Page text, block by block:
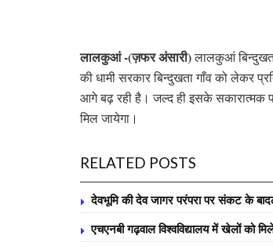
लालकुआं -(ज़फर अंसारी)लालकुआं
की धामी सरकार बिन्दुखता गाँव को लेकर
आगे बढ़ रही है। जल्द ही इसके सकारात्मक
मिल जायेगा।
RELATED POSTS
देवभूमि की देव जागर परंपरा पर संकट के
एचएनबी गढ़वाल विश्वविद्यालय में खेलों को